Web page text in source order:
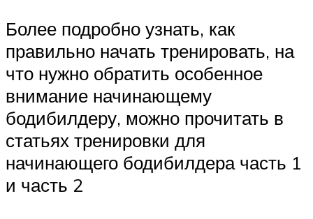
Более подробно узнать, как
правильно начать тренировать, на
что нужно обратить особенное
внимание начинающему
бодибилдеру, можно прочитать в
статьях тренировки для
начинающего бодибилдера часть 1
и часть 2